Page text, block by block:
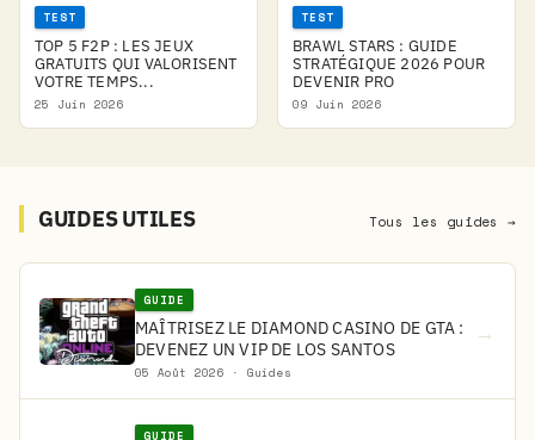
TEST
TOP 5 F2P : LES JEUX
GRATUITS QUI VALORISENT
VOTRE TEMPS...
25 Juin 2026
TEST
BRAWL STARS : GUIDE
STRATÉGIQUE 2026 POUR
DEVENIR PRO
09 Juin 2026
GUIDES UTILES Tous les guides →
GUIDE
MAÎTRISEZ LE DIAMOND CASINO DE GTA :
DEVENEZ UN VIP DE LOS SANTOS
05 Août 2026 · Guides
→
GUIDE